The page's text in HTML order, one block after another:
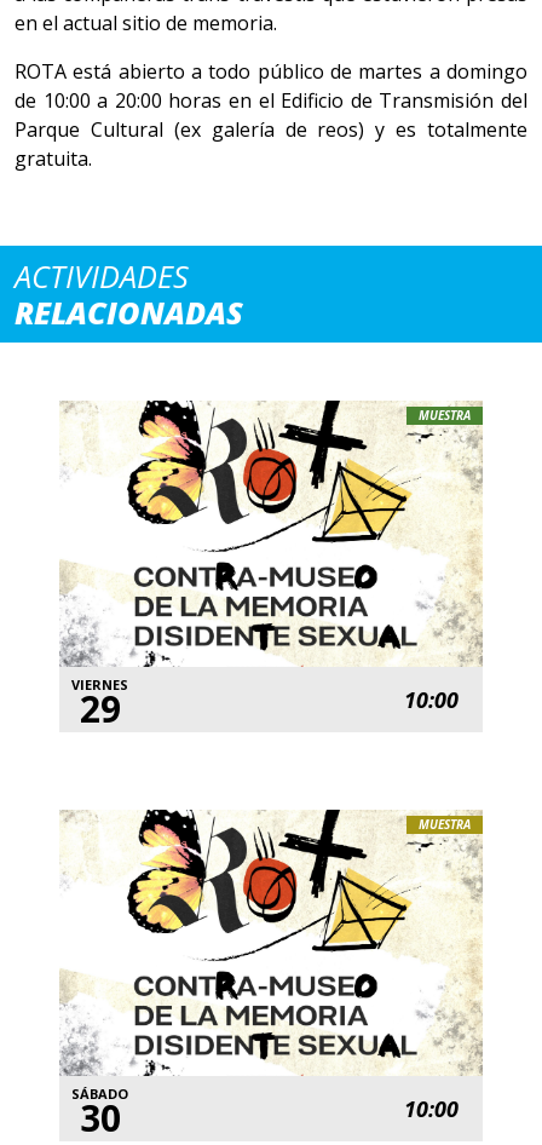
en el actual sitio de memoria.
ROTA está abierto a todo público de martes a domingo
de 10:00 a 20:00 horas en el Edificio de Transmisión del
Parque Cultural (ex galería de reos) y es totalmente
gratuita.
ACTIVIDADES
RELACIONADAS
MUESTRA
VIERNES
29 10:00
MUESTRA
SÁBADO
30 10:00